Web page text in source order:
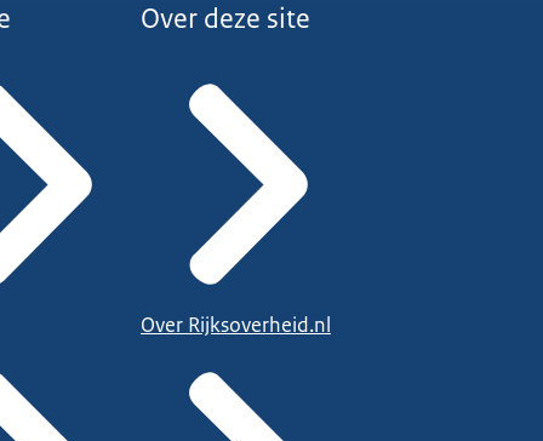
Over deze site
Over Rijksoverheid.nl